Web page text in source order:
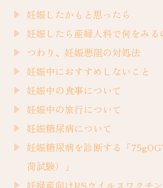
妊娠したかもと思ったら
妊娠したら産婦人科で何をみる
つわり、妊娠悪阻の対処法
妊娠中におすすめしないこと
妊娠中の食事について
妊娠中の旅行について
妊娠糖尿病について
妊娠糖尿病を診断する「
荷試験）」